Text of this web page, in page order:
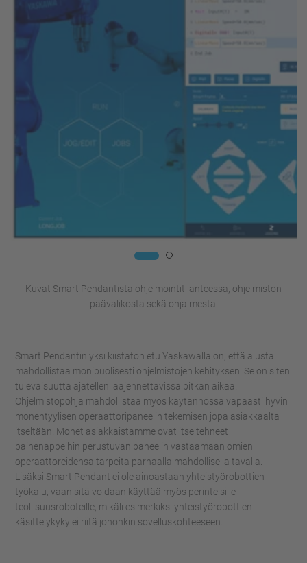
Kuvat Smart Pendantista ohjelmointitilanteessa, ohjelmiston
päävalikosta sekä ohjaimesta.
Smart Pendantin yksi kiistaton etu Yaskawalla on, että alusta
mahdollistaa monipuolisesti ohjelmistojen kehityksen. Se on siten
tulevaisuutta ajatellen laajennettavissa pitkän aikaa.
Ohjelmistopohja mahdollistaa myös käytännössä vapaasti hyvin
monentyylisen operaattoripaneelin tekemisen jopa asiakkaalta
itseltään. Monet asiakkaistamme ovat itse tehneet
painenappeihin perustuvan paneelin vastaamaan omien
operaattoreidensa tarpeita parhaalla mahdollisella tavalla.
Lisäksi Smart Pendant ei ole ainoastaan yhteistyörobottien
työkalu, vaan sitä voidaan käyttää myös perinteisille
teollisuusroboteille, mikäli esimerkiksi yhteistyörobottien
käsittelykyky ei riitä johonkin sovelluskohteeseen.